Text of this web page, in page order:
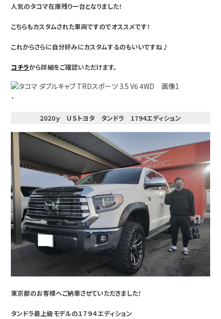
人気のタコマ在庫残り一台となりました！
こちらもカスタムされた車両ですのでオススメです！
これからさらに自分好みにカスタムするのもいいですね♪
コチラから詳細をご確認いただけます。
・
2020ｙ ＵＳトヨタ タンドラ 1794エディション
東京都のお客様へご納車させていただきました！
タンドラ最上級モデルの１７９４エディション